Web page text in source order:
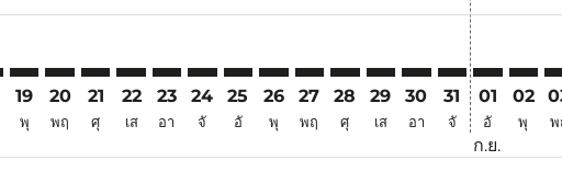
19
พุ
20
พฤ
21
ศุ
22
เส
23
อา
24
จั
25
อั
26
พุ
27
พฤ
28
ศุ
29
เส
30
อา
31
จั
01
อั
ก.ย.
02
พุ พ